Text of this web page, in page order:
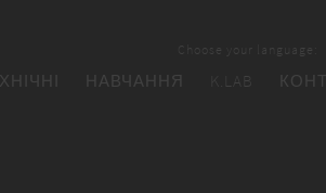
Choose your language:
НАВЧАННЯ K.LAB